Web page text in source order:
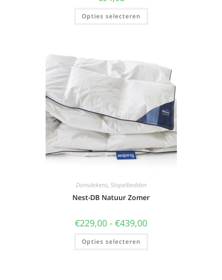
Opties selecteren
Donsdekens, Stapelbedden
Nest-DB Natuur Zomer
€229,00 - €439,00
Opties selecteren